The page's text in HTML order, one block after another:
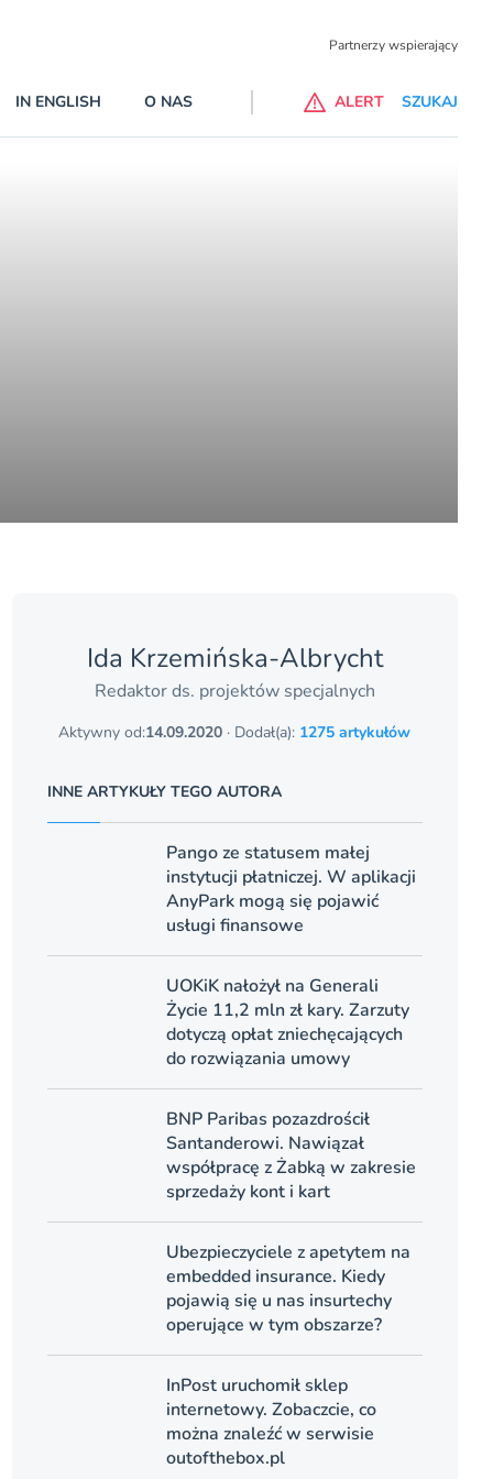
Partnerzy wspierający
IN ENGLISH O NAS ALERT SZUKAJ
Ida Krzemińska-Albrycht
Redaktor ds. projektów specjalnych
Aktywny od:14.09.2020 · Dodał(a): 1275 artykułów
INNE ARTYKUŁY TEGO AUTORA
Pango ze statusem małej
instytucji płatniczej. W aplikacji
AnyPark mogą się pojawić
usługi finansowe
UOKiK nałożył na Generali
Życie 11,2 mln zł kary. Zarzuty
dotyczą opłat zniechęcających
do rozwiązania umowy
BNP Paribas pozazdrościł
Santanderowi. Nawiązał
współpracę z Żabką w zakresie
sprzedaży kont i kart
Ubezpieczyciele z apetytem na
embedded insurance. Kiedy
pojawią się u nas insurtechy
operujące w tym obszarze?
InPost uruchomił sklep
internetowy. Zobaczcie, co
można znaleźć w serwisie
outofthebox.pl